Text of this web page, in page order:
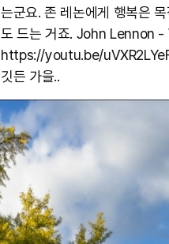
는군요. 존 레논에게 행복은
도 드는 거죠. John Lennon
https://youtu.be/
깃든 가을..